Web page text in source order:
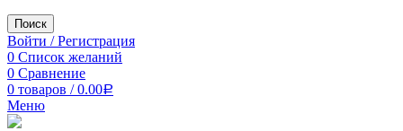
Поиск
Войти / Регистрация
0 Список желаний
0 Сравнение
0 товаров / 0.00Р
Меню